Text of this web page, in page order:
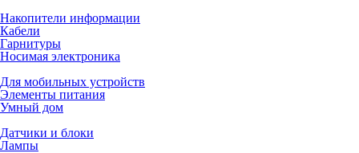
Накопители информации
Кабели
Гарнитуры
Носимая электроника
Для мобильных устройств
Элементы питания
Умный дом
Датчики и блоки
Лампы